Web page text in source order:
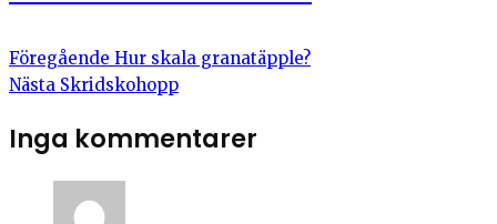
Föregående Hur skala granatäpple?
Nästa Skridskohopp
Inga kommentarer